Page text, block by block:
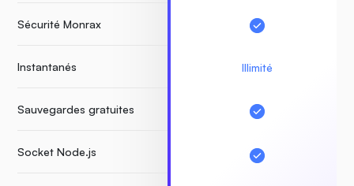
Sécurité Monrax
Instantanés
Sauvegardes gratuites
Socket Node.js
Illimité